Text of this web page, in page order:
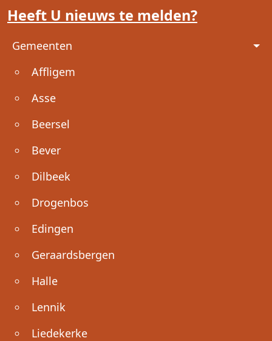
Heeft U nieuws te melden?
Voet
Gemeenten
Affligem
Asse
Beersel
Bever
Dilbeek
Drogenbos
Edingen
Geraardsbergen
Halle
Lennik
Liedekerke